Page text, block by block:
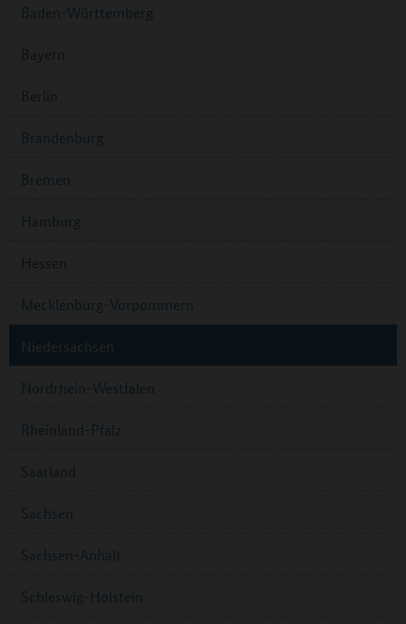
Baden-Württemberg
Bayern
Berlin
Brandenburg
Bremen
Hamburg
Hessen
Mecklenburg-Vorpommern
Niedersachsen
Nordrhein-Westfalen
Rheinland-Pfalz
Saarland
Sachsen
Sachsen-Anhalt
Schleswig-Holstein